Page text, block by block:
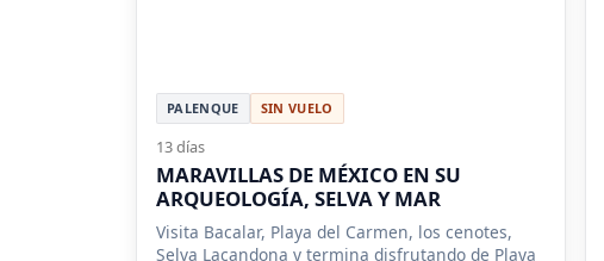
PALENQUE SIN VUELO
13 días
MARAVILLAS DE MÉXICO EN SU
ARQUEOLOGÍA, SELVA Y MAR
Visita Bacalar, Playa del Carmen, los cenotes,
Selva Lacandona y termina disfrutando de Playa